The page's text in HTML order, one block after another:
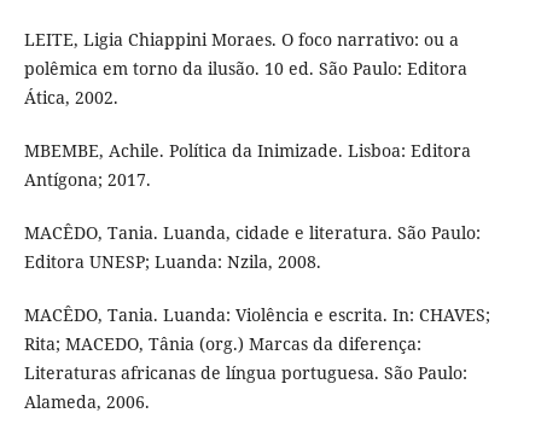
LEITE, Ligia Chiappini Moraes. O foco narrativo: ou a
polêmica em torno da ilusão. 10 ed. São Paulo: Editora
Ática, 2002.
MBEMBE, Achile. Política da Inimizade. Lisboa: Editora
Antígona; 2017.
MACÊDO, Tania. Luanda, cidade e literatura. São Paulo:
Editora UNESP; Luanda: Nzila, 2008.
MACÊDO, Tania. Luanda: Violência e escrita. In: CHAVES;
Rita; MACEDO, Tânia (org.) Marcas da diferença:
Literaturas africanas de língua portuguesa. São Paulo:
Alameda, 2006.